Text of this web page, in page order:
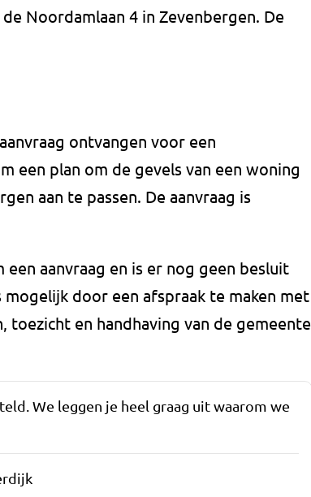
Noordamlaan 4 in Zevenbergen. De
ontvangen voor een
een plan om de gevels van een woning
aan te passen. De aanvraag is
aanvraag en is er nog geen besluit
mogelijk door een afspraak te maken met
toezicht en handhaving van de gemeente
We leggen je heel graag uit waarom we